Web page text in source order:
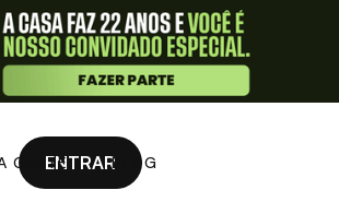
CARTE BLOG
ENTRAR